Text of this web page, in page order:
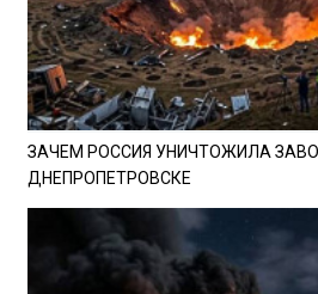
ЗАЧЕМ РОССИЯ УНИЧТОЖИЛА
ДНЕПРОПЕТРОВСКЕ